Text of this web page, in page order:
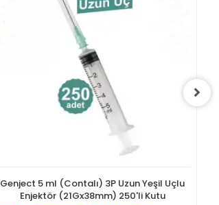
Genject 5 ml (Contalı) 3P Uzun Yeşil Uçlu
Enjektör (21Gx38mm) 250'li Kutu